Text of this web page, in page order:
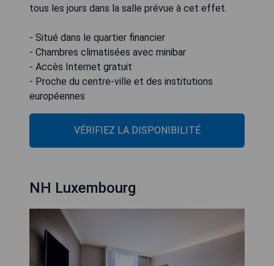
tous les jours dans la salle prévue à cet effet.
- Situé dans le quartier financier
- Chambres climatisées avec minibar
- Accès Internet gratuit
- Proche du centre-ville et des institutions
européennes
VÉRIFIEZ LA DISPONIBILITÉ
NH Luxembourg